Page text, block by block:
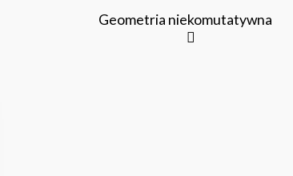
Geometria niekomutatywna